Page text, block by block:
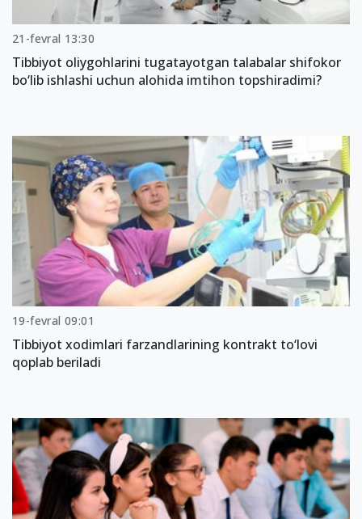
21-fevral 13:30
Tibbiyot oliygohlarini tugatayotgan talabalar shifokor
bo‘lib ishlashi uchun alohida imtihon topshiradimi?
19-fevral 09:01
Tibbiyot xodimlari farzandlarining kontrakt to‘lovi
qoplab beriladi